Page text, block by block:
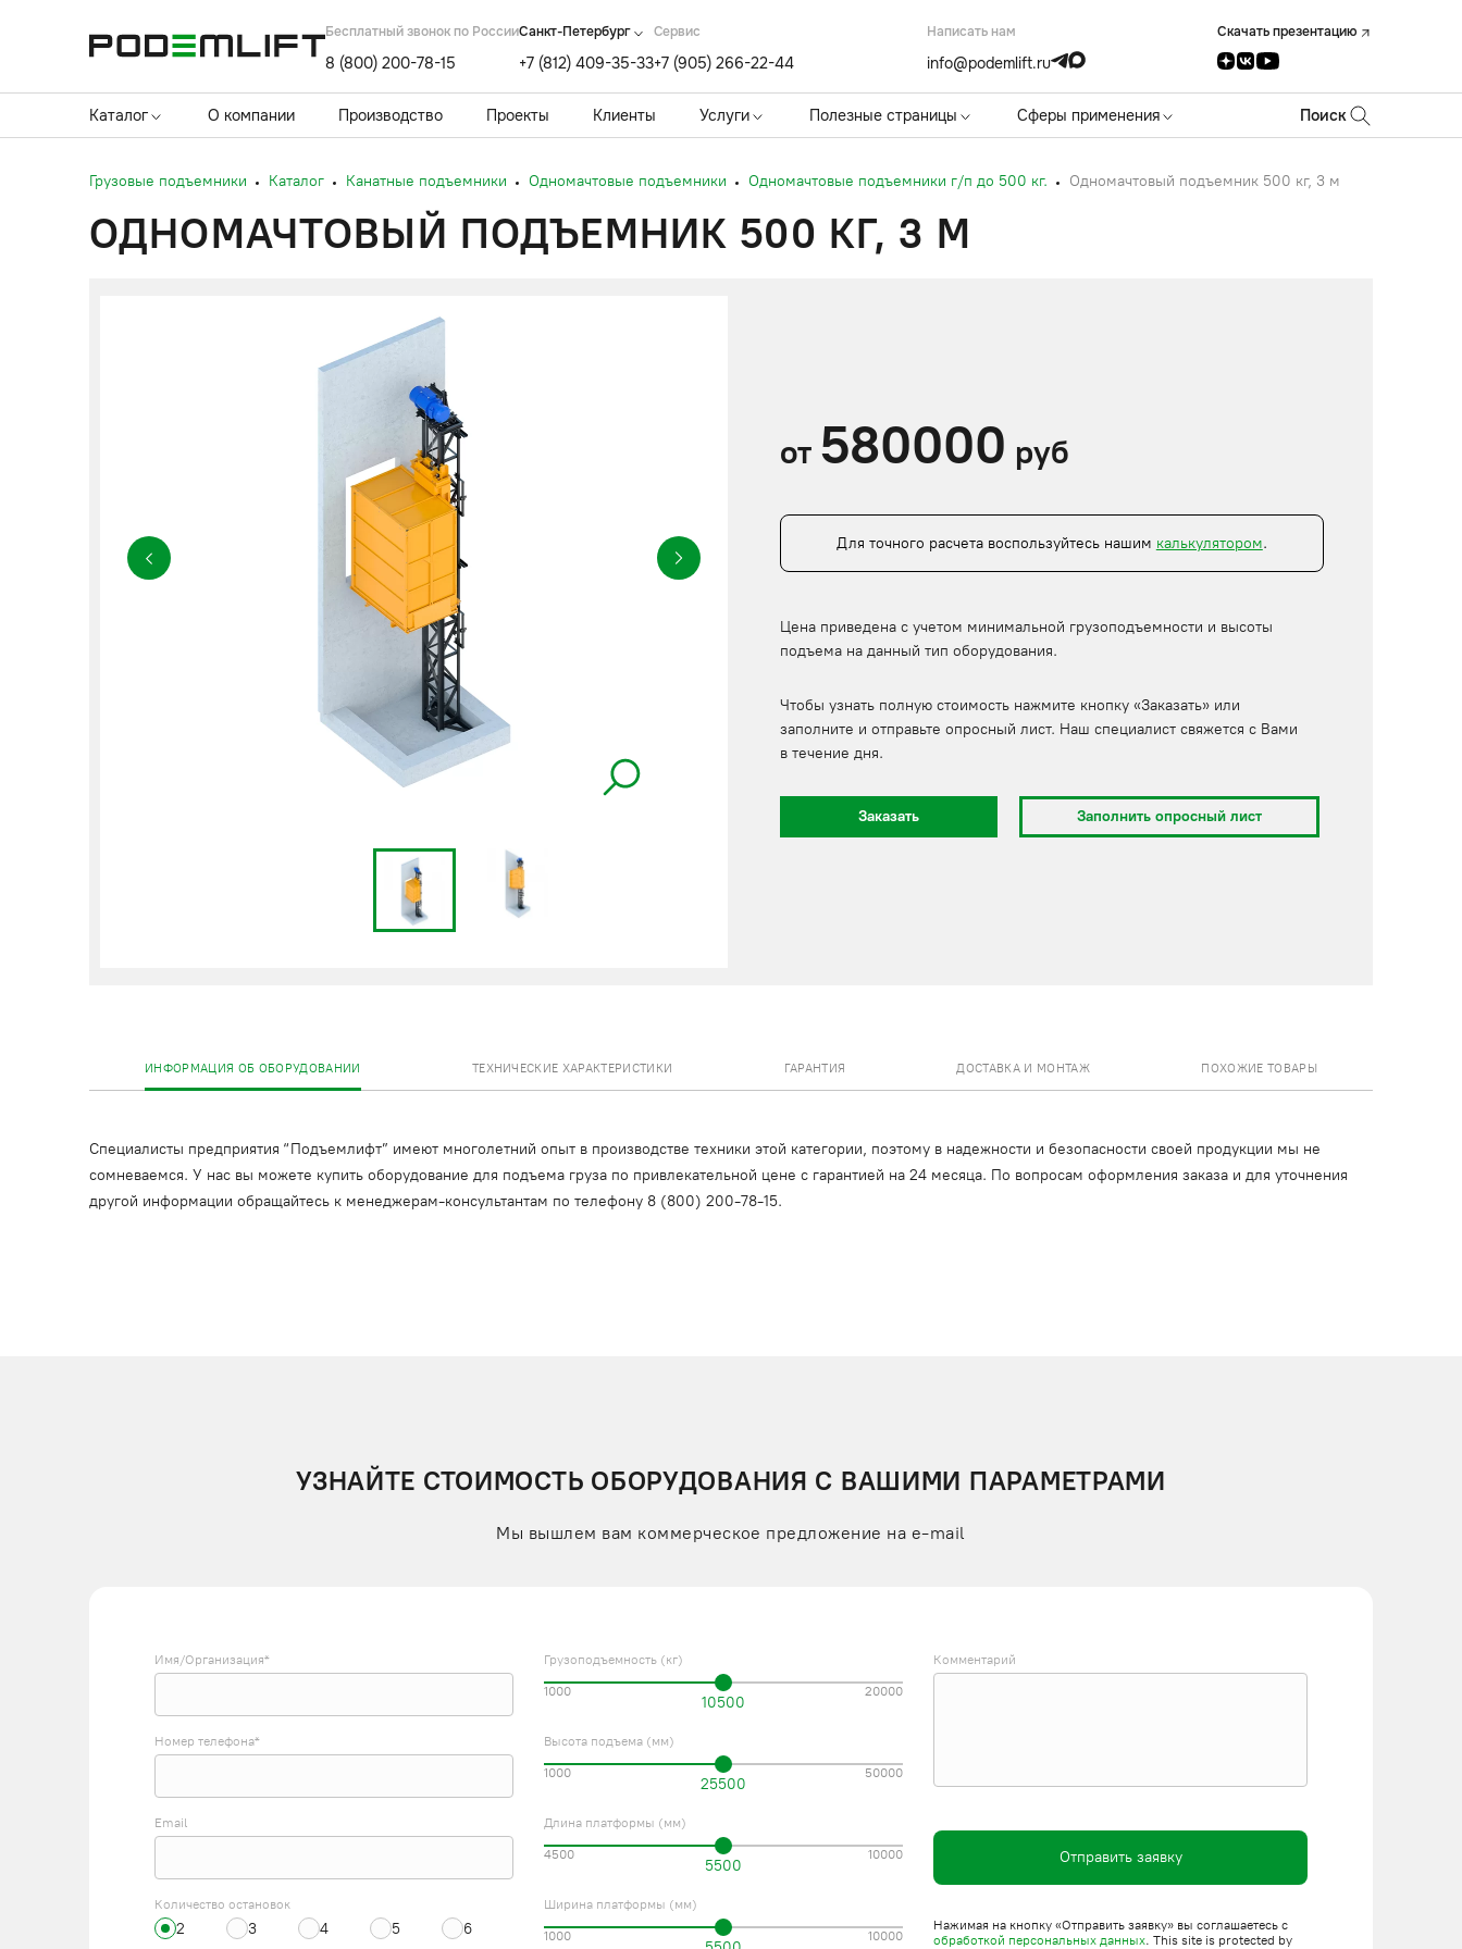
Бесплатный звонок по России
8 (800) 200-78-15
Санкт-Петербург
+7 (812) 409-35-33
Cервис
+7 (905) 266-22-44
Написать нам
info@podemlift.ru
Скачать презентацию
Каталог О компании Производство Проекты Клиенты Услуги Полезные страницы Сферы применения Поиск
Грузовые подъемники Каталог Канатные подъемники Одномачтовые подъемники Одномачтовые подъемники г/п до 500 кг. Одномачтовый подъемник 500 кг, 3 м
ОДНОМАЧТОВЫЙ ПОДЪЕМНИК 500 КГ, 3 М
от 580000 руб
Для точного расчета воспользуйтесь нашим калькулятором.
Цена приведена с учетом минимальной грузоподъемности и высоты
подъема на данный тип оборудования.
Чтобы узнать полную стоимость нажмите кнопку «Заказать» или
заполните и отправьте опросный лист. Наш специалист свяжется с Вами
в течение дня.
Заказать Заполнить опросный лист
ИНФОРМАЦИЯ ОБ ОБОРУДОВАНИИ ТЕХНИЧЕСКИЕ ХАРАКТЕРИСТИКИ ГАРАНТИЯ ДОСТАВКА И МОНТАЖ ПОХОЖИЕ ТОВАРЫ
Специалисты предприятия “Подъемлифт” имеют многолетний опыт в производстве техники этой категории, поэтому в надежности и безопасности своей продукции мы не
сомневаемся. У нас вы можете купить оборудование для подъема груза по привлекательной цене с гарантией на 24 месяца. По вопросам оформления заказа и для уточнения
другой информации обращайтесь к менеджерам-консультантам по телефону 8 (800) 200-78-15.
УЗНАЙТЕ СТОИМОСТЬ ОБОРУДОВАНИЯ С ВАШИМИ ПАРАМЕТРАМИ
Мы вышлем вам коммерческое предложение на e-mail
Имя/Организация*
Номер телефона*
Email
Количество остановок
2 3 4 5 6
Грузоподъемность (кг)
10500
1000 20000
Высота подъема (мм)
25500
1000 50000
Длина платформы (мм)
5500
4500 10000
Ширина платформы (мм)
1000 10000
Комментарий
Отправить заявку
Нажимая на кнопку «Отправить заявку» вы соглашаетесь с
обработкой персональных данных. This site is protected by